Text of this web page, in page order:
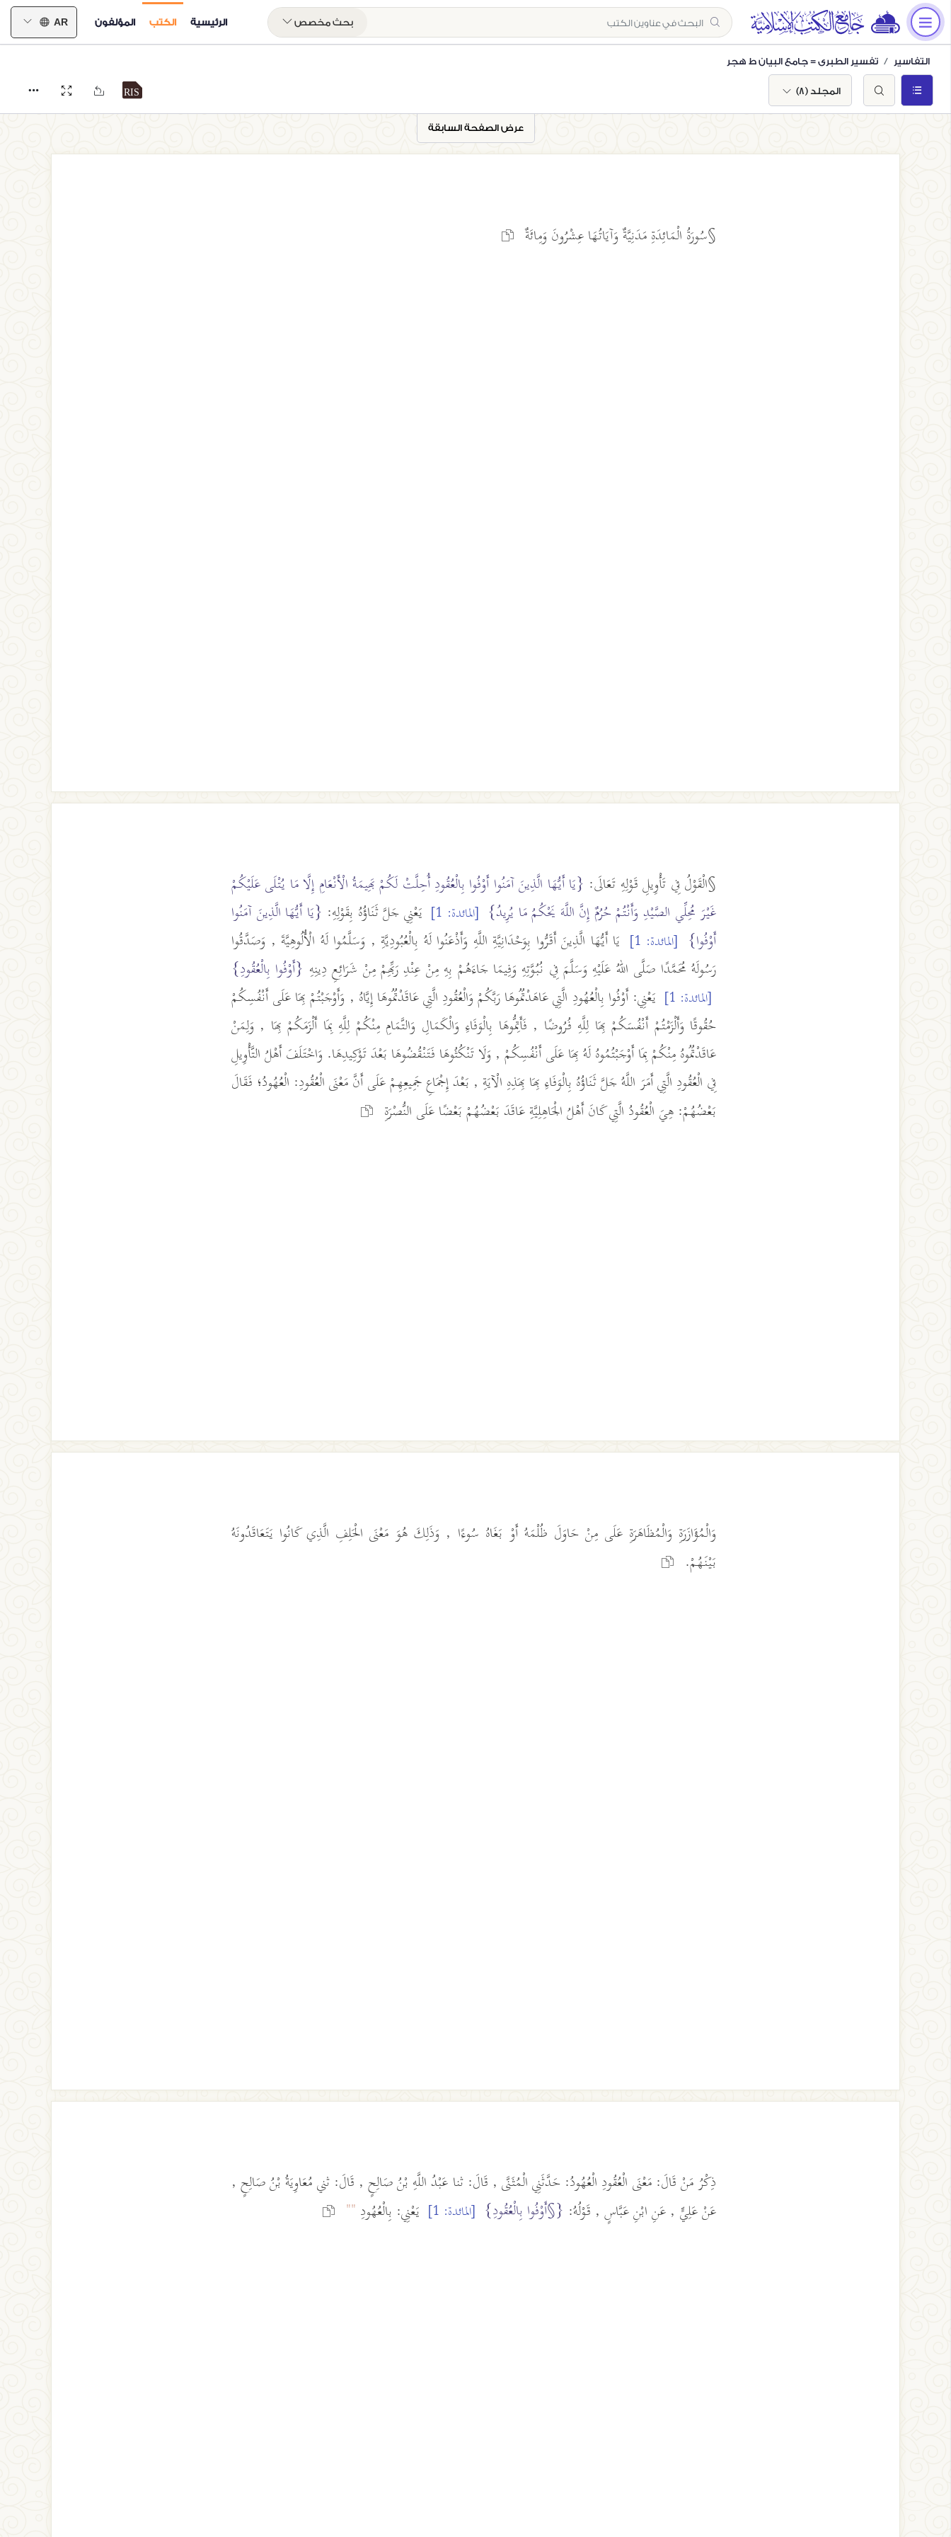
بحث مخصص الرئيسية الكتب المؤلفون AR
التفاسير تفسير الطبري = جامع البيان ط هجر
المجلد (8)
عرض الصفحة السابقة
§سُورَةُ الْمَائِدَةِ مَدَنِيَّةٌ وَآيَاتُهَا عِشْرُونَ وَمِائَةٌ
§الْقَوْلُ فِي تَأْوِيلِ قَوْلِهِ تَعَالَى: {يَا أَيُّهَا الَّذِينَ آمَنُوا أَوْفُوا بِالْعُقُودِ أُحِلَّتْ لَكُمْ بَهِيمَةُ الْأَنْعَامِ إِلَّا مَا يُتْلَى عَلَيْكُمْ
غَيْرَ مُحِلِّي الصَّيْدِ وَأَنْتُمْ حُرُمٌ إِنَّ اللَّهَ يَحْكُمُ مَا يُرِيدُ} [المائدة: 1] يَعْنِي جَلَّ ثَنَاؤُهُ بِقَوْلِهِ: {يَا أَيُّهَا الَّذِينَ آمَنُوا
أَوْفُوا} [المائدة: 1]
يَا أَيُّهَا الَّذِينَ أَقَرُّوا بِوَحْدَانِيَّةِ اللَّهِ وَأَذْعَنُوا لَهُ بِالْعُبُودِيَّةِ , وَسَلَّمُوا لَهُ الْأُلُوهِيَّةَ , وَصَدَّقُوا
رَسُولَهُ مُحَمَّدًا صَلَّى اللهُ عَلَيْهِ وَسَلَّمَ فِي نُبُوَّتِهِ وَفِيمَا جَاءَهُمْ بِهِ مِنْ عِنْدِ رَبِّهِمْ مِنْ شَرَائِعِ دِينِهِ {أَوْفُوا بِالْعُقُودِ}
[المائدة: 1]
يَعْنِي: أَوْفُوا بِالْعُهُودِ الَّتِي عَاهَدْتُمُوهَا رَبَّكُمْ وَالْعُقُودِ الَّتِي عَاقَدْتُمُوهَا إِيَّاهُ , وَأَوْجَبْتُمْ بِهَا عَلَى أَنْفُسِكُمْ
حُقُوقًا وَأَلْزَمْتُمْ أَنْفُسَكُمْ بِهَا لِلَّهِ فُرُوضًا , فَأَتِمُّوهَا بِالْوَفَاءِ وَالْكَمَالِ وَالتَّمَامِ مِنْكُمْ لِلَّهِ بِمَا أَلْزَمَكُمْ بِهَا , وَلِمَنْ
عَاقَدْتُمُوهُ مِنْكُمْ بِمَا أَوْجَبْتُمُوهُ لَهُ بِهَا عَلَى أَنْفُسِكُمْ , وَلَا تَنْكُثُوهَا فَتَنْقُضُوهَا بَعْدَ تَوْكِيدِهَا. وَاخْتَلَفَ أَهْلُ التَّأْوِيلِ
فِي الْعُقُودِ الَّتِي أَمَرَ اللَّهُ جَلَّ ثَنَاؤُهُ بِالْوَفَاءِ بِهَا بِهَذِهِ الْآيَةِ , بَعْدَ إِجْمَاعِ جَمِيعِهِمْ عَلَى أَنَّ مَعْنَى الْعُقُودِ: الْعُهُودُ؛ فَقَالَ
بَعْضُهُمْ: هِيَ الْعُقُودُ الَّتِي كَانَ أَهْلُ الْجَاهِلِيَّةِ عَاقَدَ بَعْضُهُمْ بَعْضًا عَلَى النُّصْرَةِ
وَالْمُؤَازَرَةِ وَالْمُظَاهَرَةِ عَلَى مِنْ حَاوَلَ ظُلْمَهُ أَوْ بَغَاهُ سُوءًا , وَذَلِكَ هُوَ مَعْنَى الْحَلِفِ الَّذِي كَانُوا يَتَعَاقَدُونَهُ
بَيْنَهُمْ.
ذِكْرُ مَنْ قَالَ: مَعْنَى الْعُقُودِ الْعُهُودُ: حَدَّثَنِي الْمُثَنَّى , قَالَ: ثنا عَبْدُ اللَّهِ بْنُ صَالِحٍ , قَالَ: ثني مُعَاوِيَةُ بْنُ صَالِحٍ ,
عَنْ عَلِيٍّ , عَنِ ابْنِ عَبَّاسٍ , قَوْلُهُ: {§أَوْفُوا بِالْعُقُودِ} [المائدة: 1] يَعْنِي: بِالْعُهُودِ ""